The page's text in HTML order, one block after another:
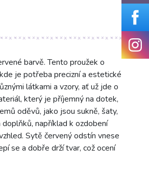
barvě. Tento proužek o
je potřeba precizní a estetické
látkami a vzory, ať už jde o
který je příjemný na dotek,
oděvů, jako jsou sukně, šaty,
například k ozdobení
Sytě červený odstín vnese
se a dobře drží tvar, což ocení